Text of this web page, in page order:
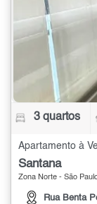
3 quartos
Apartamento à
Santana
Zona Norte - São
Rua Benta